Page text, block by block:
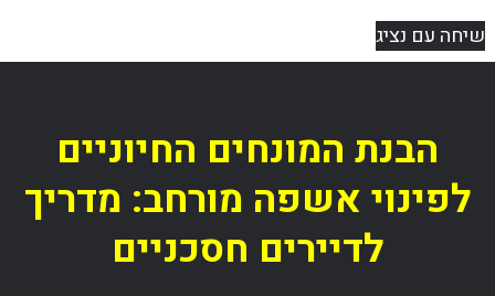
שיחה עם נציג
הבנת המונחים החיוניים
לפינוי אשפה מורחב: מדריך
לדיירים חסכניים